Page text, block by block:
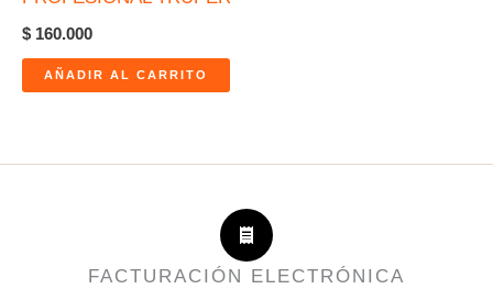
$ 160.000
AÑADIR AL CARRITO
FACTURACIÓN ELECTRÓNICA